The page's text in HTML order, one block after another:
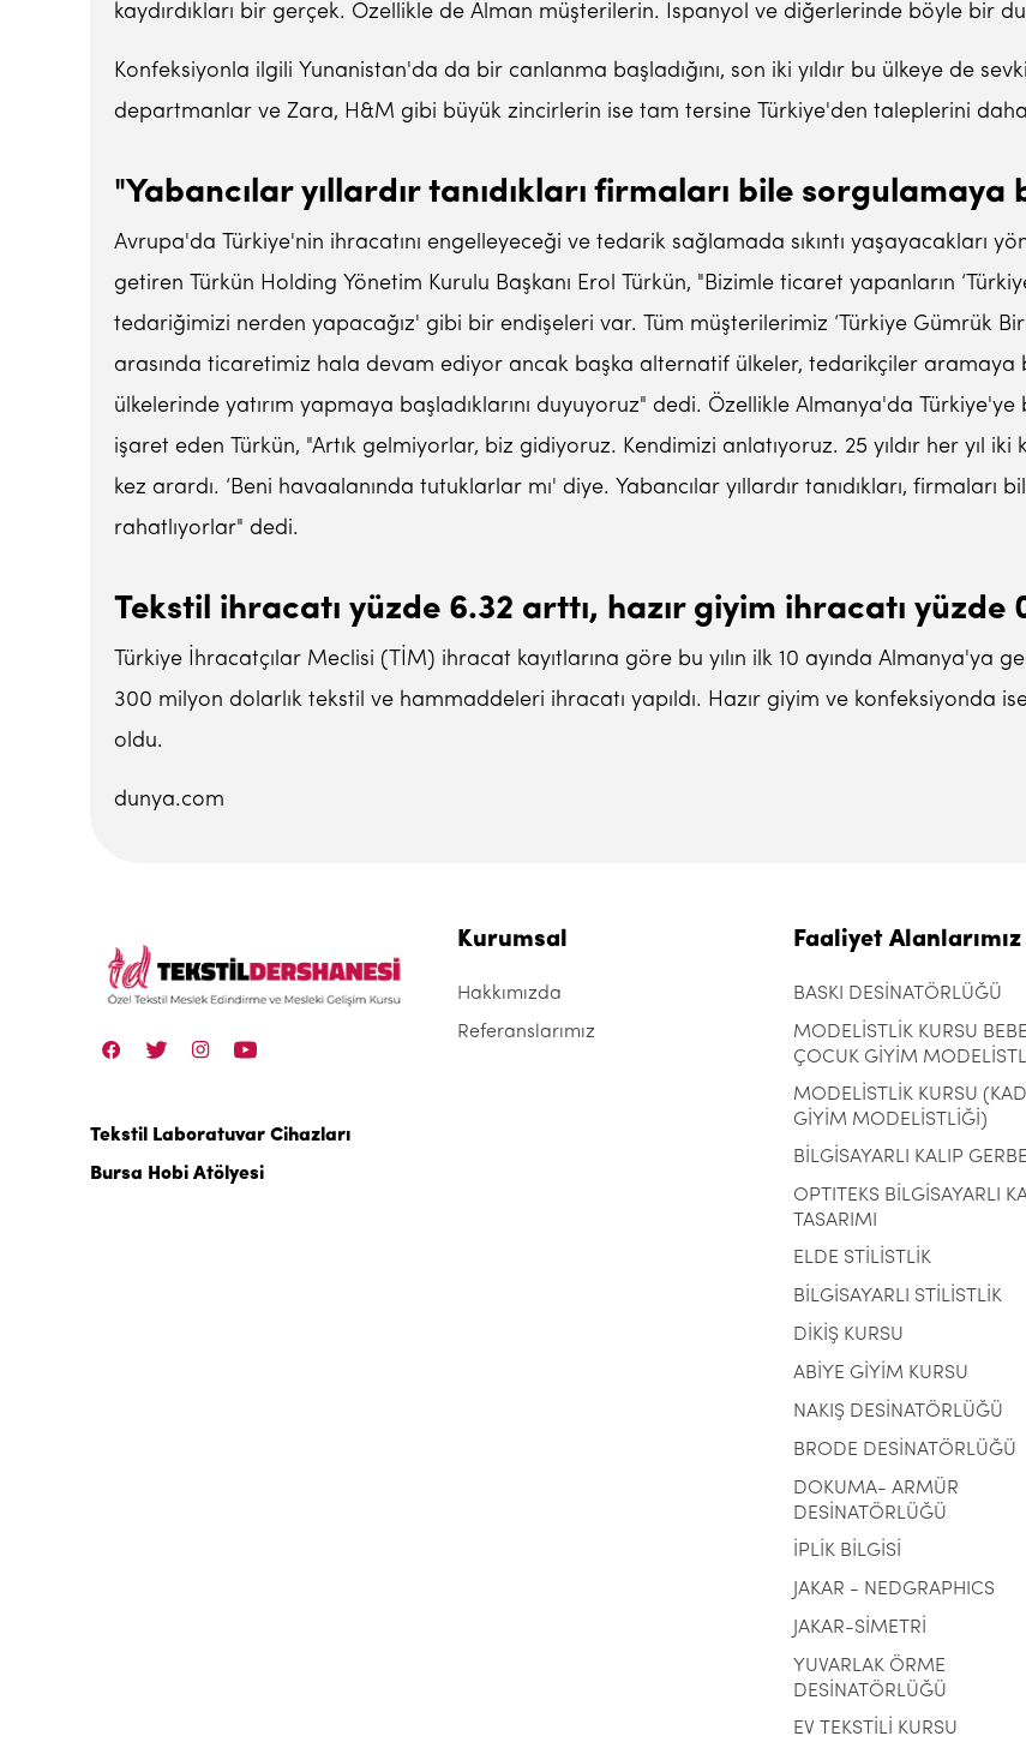
kaydırdıkları bir gerçek. Özellikle de Alman müşterilerin. İspanyol ve diğerlerinde böyle bir
Konfeksiyonla ilgili Yunanistan'da da bir canlanma başladığını, son iki yıldır bu ülkeye de
departmanlar ve Zara, H&M gibi büyük zincirlerin ise tam tersine Türkiye'den taleplerini daha
"Yabancılar yıllardır tanıdıkları firmaları bile sorgulamaya
Avrupa'da Türkiye'nin ihracatını engelleyeceği ve tedarik sağlamada sıkıntı yaşayacakları
getiren Türkün Holding Yönetim Kurulu Başkanı Erol Türkün, "Bizimle ticaret yapanların
tedariğimizi nerden yapacağız' gibi bir endişeleri var. Tüm müşterilerimiz ‘Türkiye Gümrük
arasında ticaretimiz hala devam ediyor ancak başka alternatif ülkeler, tedarikçiler aramaya
ülkelerinde yatırım yapmaya başladıklarını duyuyoruz" dedi. Özellikle Almanya'da
işaret eden Türkün, "Artık gelmiyorlar, biz gidiyoruz. Kendimizi anlatıyoruz. 25 yıldır her yıl
kez arardı. ‘Beni havaalanında tutuklarlar mı' diye. Yabancılar yıllardır tanıdıkları,
rahatlıyorlar" dedi.
Tekstil ihracatı yüzde 6.32 arttı, hazır giyim ihracatı yüzde
Türkiye İhracatçılar Meclisi (TİM) ihracat kayıtlarına göre bu yılın ilk 10 ayında Almanya'ya
300 milyon dolarlık tekstil ve hammaddeleri ihracatı yapıldı. Hazır giyim ve konfeksiyonda
oldu.
dunya.com
Tekstil Laboratuvar Cihazları
Bursa Hobi Atölyesi
Kurumsal
Hakkımızda
Referanslarımız
Faaliyet Alanlarımız
BASKI DESİNATÖRLÜĞÜ
MODELİSTLİK KURSU
ÇOCUK GİYİM
MODELİSTLİK KURSU
GİYİM MODELİSTLİĞİ)
BİLGİSAYARLI KALIP
OPTITEKS BİLGİSAYARLI
TASARIMI
ELDE STİLİSTLİK
BİLGİSAYARLI STİLİSTLİK
DİKİŞ KURSU
ABİYE GİYİM KURSU
NAKIŞ DESİNATÖRLÜĞÜ
BRODE DESİNATÖRLÜĞÜ
DOKUMA- ARMÜR
DESİNATÖRLÜĞÜ
İPLİK BİLGİSİ
JAKAR - NEDGRAPHICS
JAKAR-SİMETRİ
YUVARLAK ÖRME
DESİNATÖRLÜĞÜ
EV TEKSTİLİ KURSU